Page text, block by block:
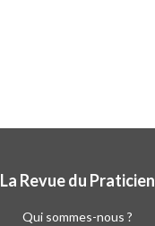
La Revue du Praticien
Qui sommes-nous ?